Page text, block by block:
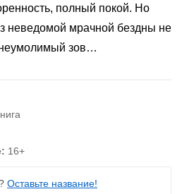
полный покой. Но
неведомой мрачной бездны не
зов…
16+
Оставьте название!